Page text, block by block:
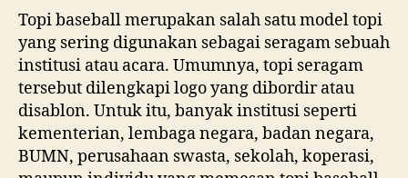
0812
8969
2251
Topi baseball merupakan salah satu model topi
yang sering digunakan sebagai seragam sebuah
institusi atau acara. Umumnya, topi seragam
tersebut dilengkapi logo yang dibordir atau
disablon. Untuk itu, banyak institusi seperti
kementerian, lembaga negara, badan negara,
BUMN, perusahaan swasta, sekolah, koperasi,